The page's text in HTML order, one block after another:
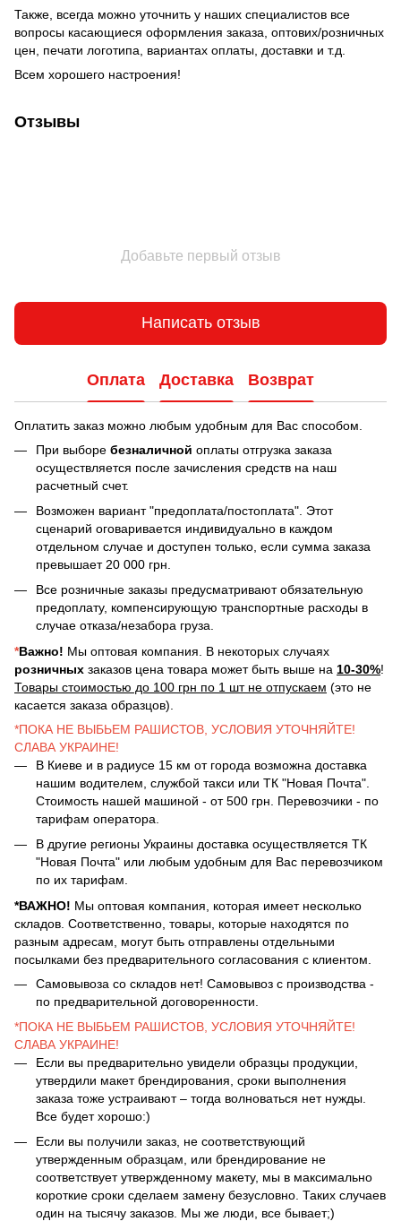
Также, всегда можно уточнить у наших специалистов все
вопросы касающиеся оформления заказа, оптових/розничных
цен, печати логотипа, вариантах оплаты, доставки и т.д.
Всем хорошего настроения!
Отзывы
Добавьте первый отзыв
Написать отзыв
Оплата Доставка Возврат
Оплатить заказ можно любым удобным для Вас способом.
При выборе безналичной оплаты отгрузка заказа
осуществляется после зачисления средств на наш
расчетный счет.
Возможен вариант "предоплата/постоплата". Этот
сценарий оговаривается индивидуально в каждом
отдельном случае и доступен только, если сумма заказа
превышает 20 000 грн.
Все розничные заказы предусматривают обязательную
предоплату, компенсирующую транспортные расходы в
случае отказа/незабора груза.
*Важно! Мы оптовая компания. В некоторых случаях
розничных заказов цена товара может быть выше на 10-30%!
Товары стоимостью до 100 грн по 1 шт не отпускаем (это не
касается заказа образцов).
*ПОКА НЕ ВЫБЬЕМ РАШИСТОВ, УСЛОВИЯ УТОЧНЯЙТЕ!
СЛАВА УКРАИНЕ!
В Киеве и в радиусе 15 км от города возможна доставка
нашим водителем, службой такси или ТК "Новая Почта".
Стоимость нашей машиной - от 500 грн. Перевозчики - по
тарифам оператора.
В другие регионы Украины доставка осуществляется ТК
"Новая Почта" или любым удобным для Вас перевозчиком
по их тарифам.
*ВАЖНО! Мы оптовая компания, которая имеет несколько
складов. Соответственно, товары, которые находятся по
разным адресам, могут быть отправлены отдельными
посылками без предварительного согласования с клиентом.
Самовывоза со складов нет! Самовывоз с производства -
по предварительной договоренности.
*ПОКА НЕ ВЫБЬЕМ РАШИСТОВ, УСЛОВИЯ УТОЧНЯЙТЕ!
СЛАВА УКРАИНЕ!
Если вы предварительно увидели образцы продукции,
утвердили макет брендирования, сроки выполнения
заказа тоже устраивают – тогда волноваться нет нужды.
Все будет хорошо:)
Если вы получили заказ, не соответствующий
утвержденным образцам, или брендирование не
соответствует утвержденному макету, мы в максимально
короткие сроки сделаем замену безусловно. Таких случаев
один на тысячу заказов. Мы же люди, все бывает;)